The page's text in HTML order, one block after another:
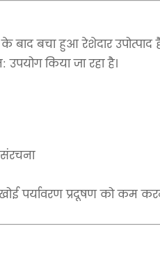
बचा हुआ रेशेदार उपोत्पाद
किया जा रहा है।
पर्यावरण प्रदूषण को कम